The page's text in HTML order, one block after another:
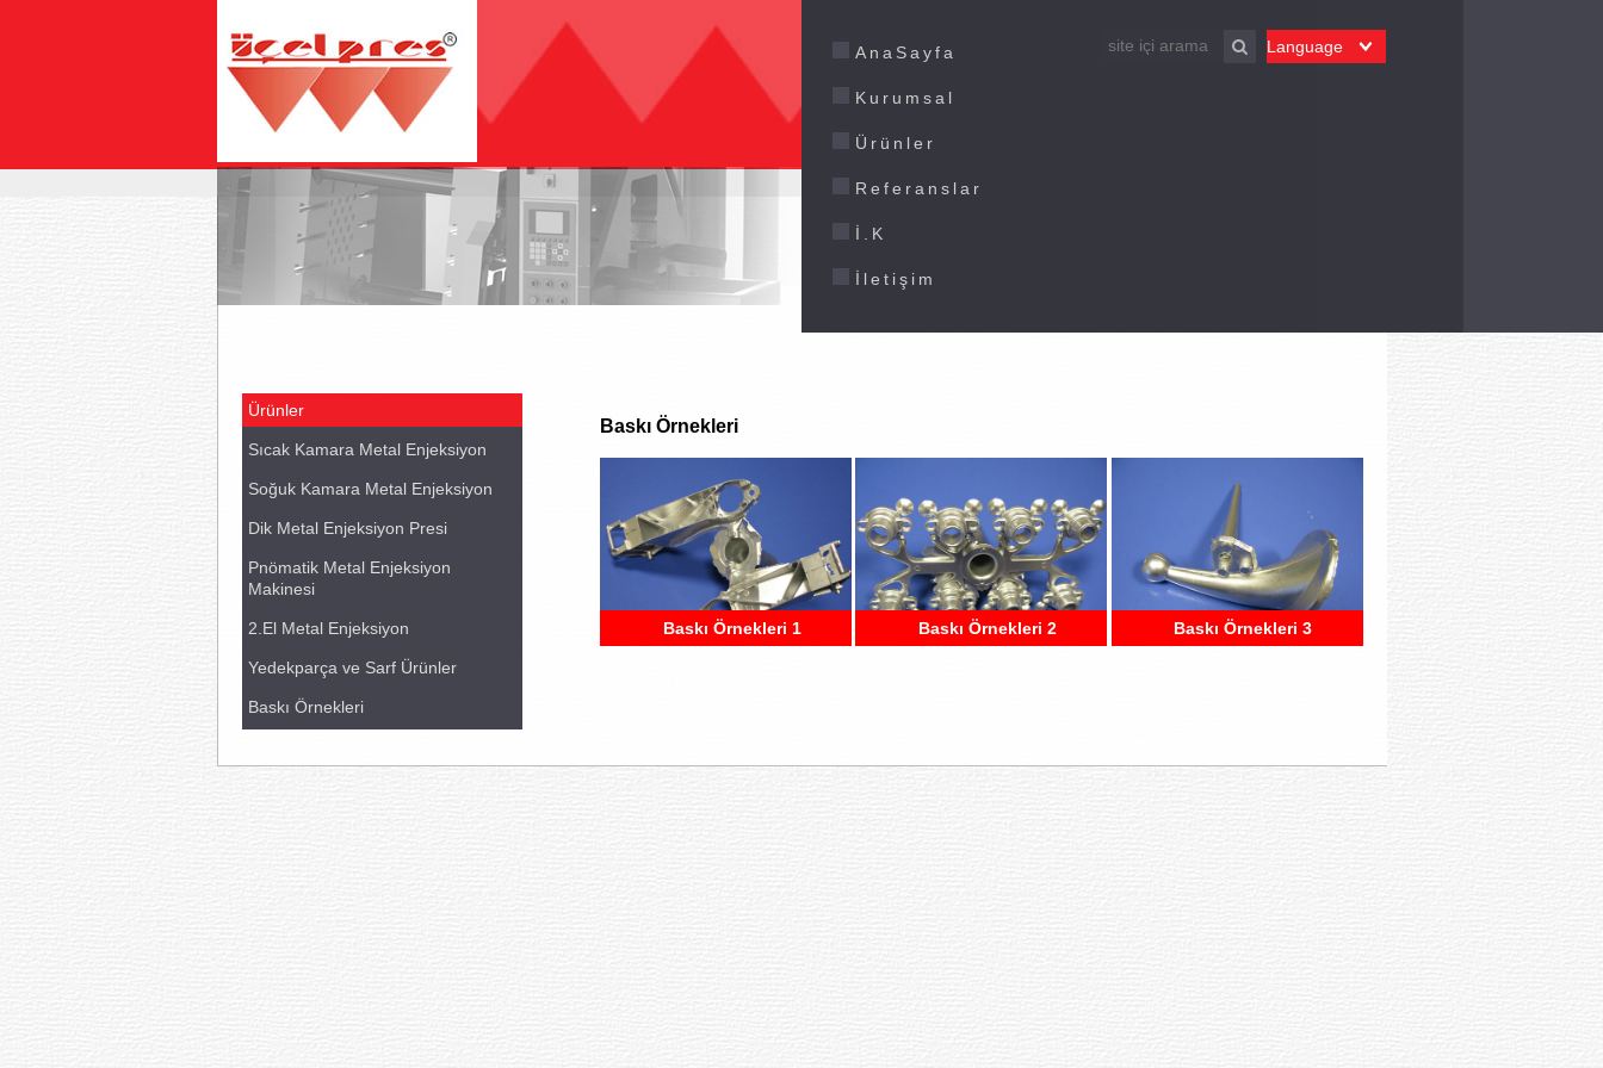
AnaSayfa
Kurumsal
Ürünler
Referanslar
İ.K
İletişim
Ürünler
Sıcak Kamara Metal Enjeksiyon
Soğuk Kamara Metal Enjeksiyon
Dik Metal Enjeksiyon Presi
Pnömatik Metal Enjeksiyon
Makinesi
2.El Metal Enjeksiyon
Yedekparça ve Sarf Ürünler
Baskı Örnekleri
Baskı Örnekleri
Baskı Örnekleri 1 Baskı Örnekleri 2 Baskı Örnekleri 3